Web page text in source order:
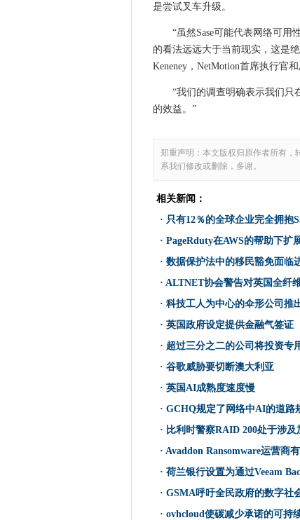
学徒人员可能是网络技能短
私人LTE / 5G市场在2024
Hellokitty几乎肯定在CD
数据保护法中的移民豁免面
微软被控扼杀了二手软件
在瓶子里裂开消息
eniag anniagerary：75年
科技工人为中心的伞形公
威廉姆斯F1汽车发射被数
由于政府宣布增加支持，
BT删除BBC BETESIZE教
英国政府设定提供金融气
超过三分之二的公司将投资
EE 5G提供BBC绿色星球增
EE在2021年在500多个英
Palo Alto Networks打开澳
谷歌威胁要切断澳大利亚
Grafana Labs将开源许可
维珍媒体创新试验提供
是尝试叉车升级。
“虽然Sase可能代表网络可
的看法远远大于当前现实，这是
Keneney，NetMotion首席执行官和
“我们的调查明确表示我们只
的效益。”
郑重声明：本文版权归原作者所有，
系我们修改或删除，多谢。
相关新闻：
· 只有12％的全球企业完全拥抱
· PageRduty在AWS的帮助下扩
· 数据保护法中的移民豁免面临
· ALTNET协会警告对英国全纤
· 科技工人为中心的伞形公司推
· 英国政府设定提供金融气签证
· 超过三分之二的公司将投资专
· 谷歌威胁要切断澳大利亚
· 英国AI成熟度速度慢
· GCHQ规定了网络中AI的道路
· 比利时警察RAID 200处于涉
· Avaddon Ransomware运营商
· 荷兰银行设置为通过Veeam
· GSMA呼吁全民政府的数字社
· ovhcloud使碳减少承诺的可持